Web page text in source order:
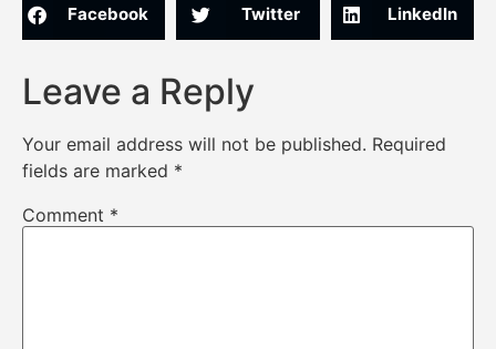
Facebook Twitter LinkedIn
Leave a Reply
Your email address will not be published. Required
fields are marked *
Comment *